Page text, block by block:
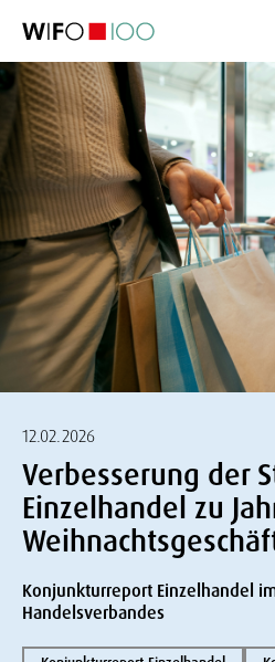
12.02.2026
Verbesserung der
Einzelhandel zu
Konjunkturreport Einzelhandel
Handelsverbandes